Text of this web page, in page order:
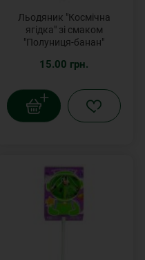
Льодяник "Космічна
ягідка" зі смаком
"Полуниця-банан"
15.00 грн.